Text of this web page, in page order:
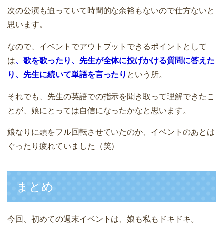
次の公演も迫っていて時間的な余裕もないので仕方ないと
思います。
なので、 イベントでアウトプットできるポイントとして
は、歌を歌ったり、先生が全体に投げかける質問に答えた
り、先生に続いて単語を言ったり という所。
それでも、先生の英語での指示を聞き取って理解できたこ
とが、娘にとっては自信になったかなと思います。
娘なりに頭をフル回転させていたのか、イベントのあとは
ぐったり疲れていました（笑）
まとめ
今回、初めての週末イベントは、娘も私もドキドキ。